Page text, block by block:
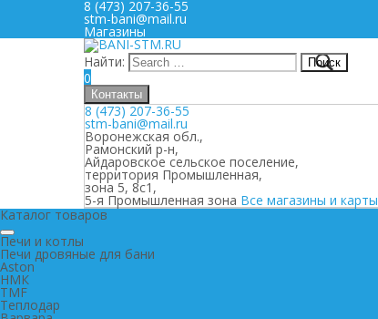
8 (473) 207-36-55
stm-bani@mail.ru
Магазины
Найти:
0
Контакты
8 (473) 207-36-55
stm-bani@mail.ru
Воронежская обл.,
Рамонский р-н,
Айдаровское сельское поселение,
территория Промышленная,
зона 5, 8с1,
5-я Промышленная зона Все магазины и карты
Каталог товаров
Печи и котлы
Печи дровяные для бани
Aston
НМК
TMF
Теплодар